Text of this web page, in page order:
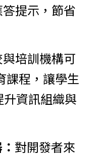
提示，節省
培訓機構可
課程，讓學生
資訊組織與
對開發者來